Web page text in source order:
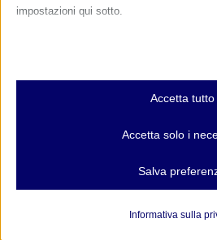
28 Aprile 2010
CALENDARIO EVENTI
TUTTI GLI
impostazioni qui sotto.
Essenziali
I cookie e i servizi essenziali abilitano
e servizi non richiedono il consenso
Analitici
Accetta tutto
Accetta solo i
Salva
Informativa sulla